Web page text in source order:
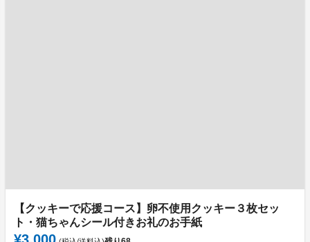
【クッキーで応援コース】卵不使用クッキー３枚セッ
ト・猫ちゃんシール付きお礼のお手紙